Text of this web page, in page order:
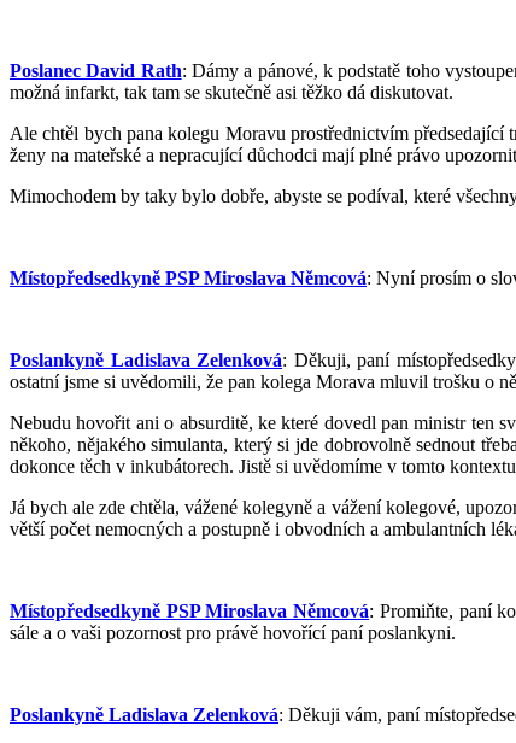
Poslanec David Rath: Dámy a pánové, k podstatě toho
možná infarkt, tak tam se skutečně asi těžko dá diskutovat.
Ale chtěl bych pana kolegu Moravu prostřednictvím
ženy na mateřské a nepracující důchodci mají plné právo
Mimochodem by taky bylo dobře, abyste se podíval, které
Místopředsedkyně PSP Miroslava Němcová: Nyní prosím o
Poslankyně Ladislava Zelenková: Děkuji, paní
ostatní jsme si uvědomili, že pan kolega Morava mluvil trošku o
Nebudu hovořit ani o absurditě, ke které dovedl pan ministr ten
někoho, nějakého simulanta, který si jde dobrovolně sednout
dokonce těch v inkubátorech. Jistě si uvědomíme v tomto
Já bych ale zde chtěla, vážené kolegyně a vážení kolegové,
větší počet nemocných a postupně i obvodních a ambulantních
Místopředsedkyně PSP Miroslava Němcová: Promiňte, paní
sále a o vaši pozornost pro právě hovořící paní poslankyni.
Poslankyně Ladislava Zelenková: Děkuji vám, paní